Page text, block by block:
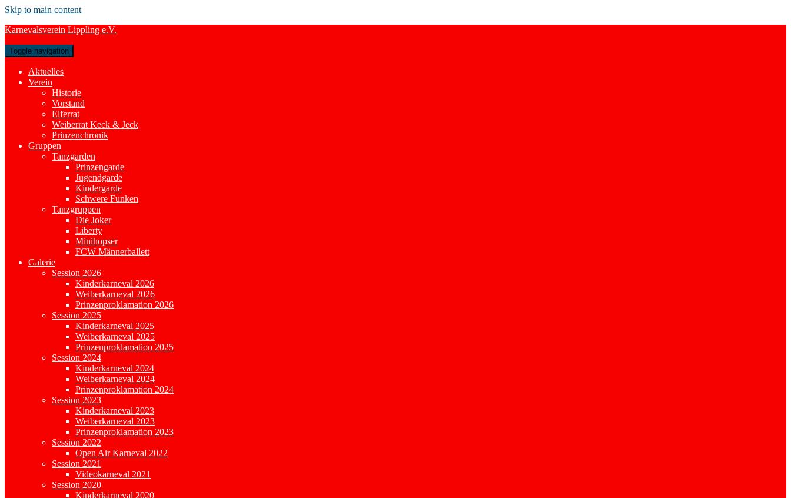
Skip to main content
Karnevalsverein Lippling e.V.
Toggle navigation
Aktuelles
Verein
Historie
Vorstand
Elferrat
Weiberrat Keck & Jeck
Prinzenchronik
Gruppen
Tanzgarden
Prinzengarde
Jugendgarde
Kindergarde
Schwere Funken
Tanzgruppen
Die Joker
Liberty
Minihopser
FCW Männerballett
Galerie
Session 2026
Kinderkarneval 2026
Weiberkarneval 2026
Prinzenproklamation 2026
Session 2025
Kinderkarneval 2025
Weiberkarneval 2025
Prinzenproklamation 2025
Session 2024
Kinderkarneval 2024
Weiberkarneval 2024
Prinzenproklamation 2024
Session 2023
Kinderkarneval 2023
Weiberkarneval 2023
Prinzenproklamation 2023
Session 2022
Open Air Karneval 2022
Session 2021
Videokarneval 2021
Session 2020
Kinderkarneval 2020